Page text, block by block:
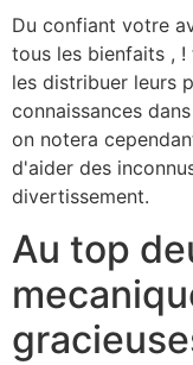
Du confiant votre
tous les bienfaits , !
les distribuer leurs
connaissances
on notera
d'aider des
divertissement.
Au top